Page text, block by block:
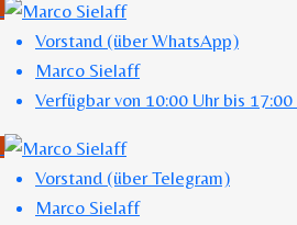
Vorstand (über WhatsApp)
Marco Sielaff
Verfügbar von 10:00 Uhr bis
Vorstand (über Telegram)
Marco Sielaff